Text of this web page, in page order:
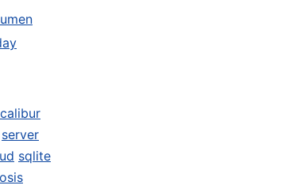
server
sqlite